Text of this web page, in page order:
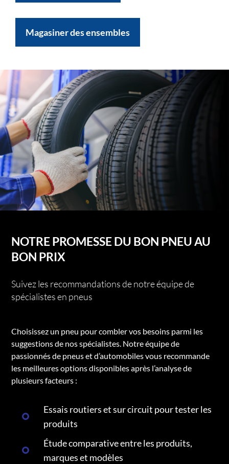
Magasiner des ensembles
NOTRE PROMESSE DU BON PNEU AU
BON PRIX
Suivez les recommandations de notre équipe de
spécialistes en pneus
Choisissez un pneu pour combler vos besoins parmi les
suggestions de nos spécialistes. Notre équipe de
passionnés de pneus et d’automobiles vous recommande
les meilleures options disponibles après l’analyse de
plusieurs facteurs :
Essais routiers et sur circuit pour tester les
produits
Étude comparative entre les produits,
marques et modèles